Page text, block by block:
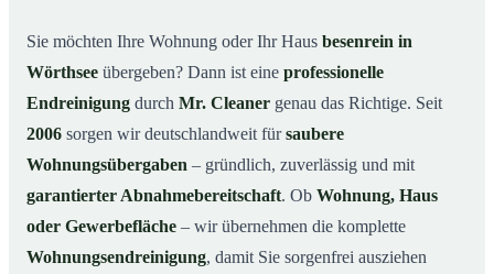
03Warum Mr. Cleaner in Wörthsee?
04So läuft die Endreinigung in Wörthsee ab
05Typische Anlässe für eine Endreinigung
07Jetzt Angebot anfordern
08So sieht eine professionelle Endreinigung in
Sie möchten Ihre Wohnung oder Ihr Haus besenrein in
Wörthsee übergeben? Dann ist eine professionelle
Endreinigung durch Mr. Cleaner genau das Richtige. Seit
2006 sorgen wir deutschlandweit fürsaubere
Wohnungsübergaben – gründlich, zuverlässig und mit
garantierter Abnahmebereitschaft. Ob Wohnung, Haus
oder Gewerbefläche – wir übernehmen die komplette
Wohnungsendreinigung, damit Sie sorgenfrei ausziehen